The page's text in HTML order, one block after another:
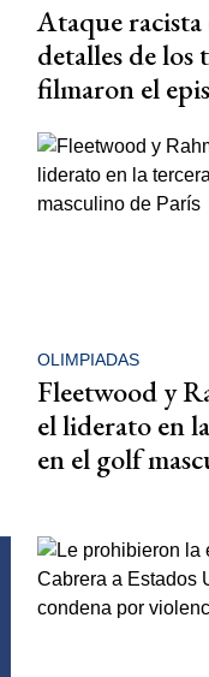
Ataque
detalles de los
filmaron el
OLIMPIADAS
Fleetwood y
el liderato en
en el golf